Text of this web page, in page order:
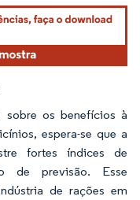
conforme CC BY 4.0.
sobre os benefícios à
espera-se que a
fortes índices de
de previsão. Esse
de rações em